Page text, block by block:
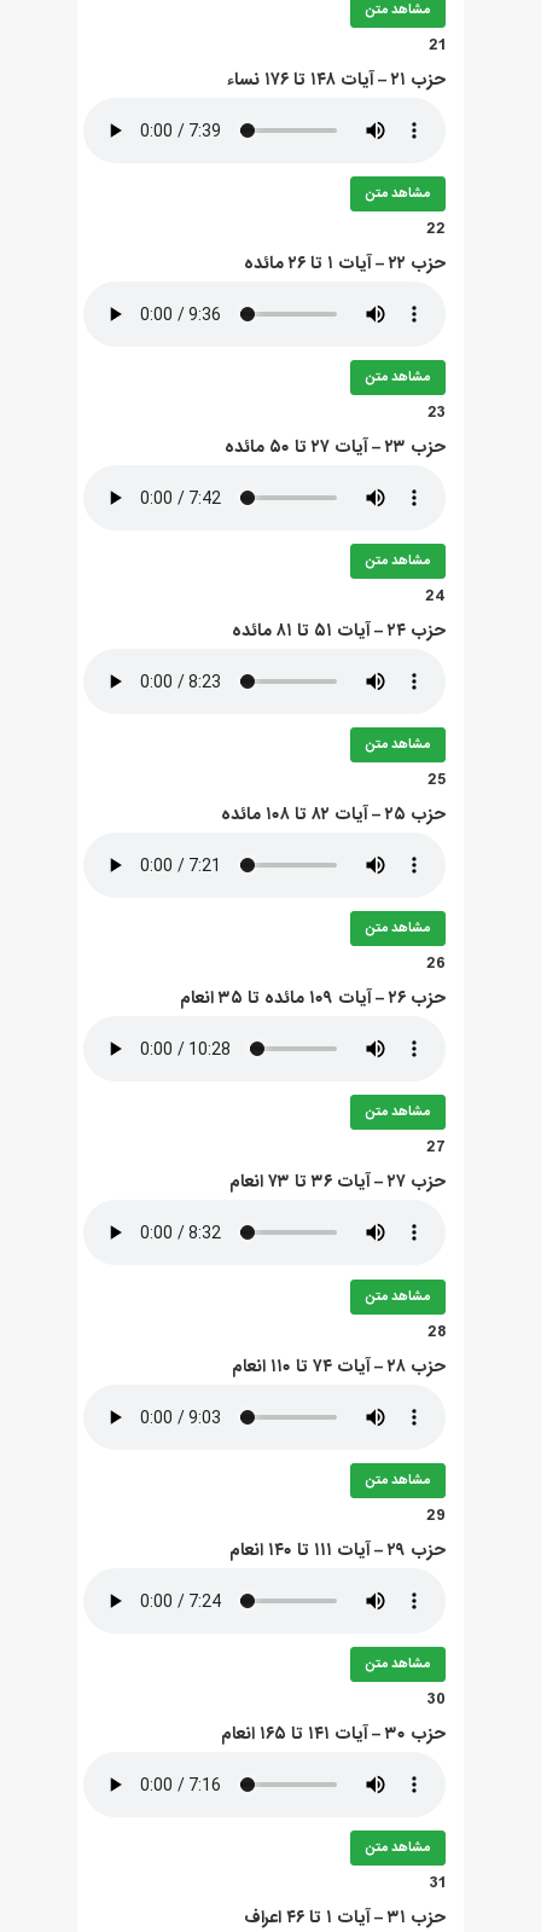
مشاهد متن
21
حزب ۲۱ – آيات ۱۴۸ تا ۱۷۶ نساء
مشاهد متن
22
حزب ۲۲ – آيات ۱ تا ۲۶ مائده
مشاهد متن
23
حزب ۲۳ – آيات ۲۷ تا ۵۰ مائده
مشاهد متن
24
حزب ۲۴ – آيات ۵۱ تا ۸۱ مائده
مشاهد متن
25
حزب ۲۵ – آيات ۸۲ تا ۱۰۸ مائده
مشاهد متن
26
حزب ۲۶ – آيات ۱۰۹ مائده تا ۳۵ انعام
مشاهد متن
27
حزب ۲۷ – آيات ۳۶ تا ۷۳ انعام
مشاهد متن
28
حزب ۲۸ – آيات ۷۴ تا ۱۱۰ انعام
مشاهد متن
29
حزب ۲۹ – آيات ۱۱۱ تا ۱۴۰ انعام
مشاهد متن
30
حزب ۳۰ – آيات ۱۴۱ تا ۱۶۵ انعام
مشاهد متن
31
حزب ۳۱ – آيات ۱ تا ۴۶ اعراف